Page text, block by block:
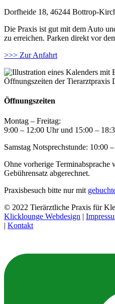
Dorfheide 18, 46244 Bottrop-
Die Praxis ist gut mit dem Auto
zu erreichen. Parken direkt vor
>>> Zur Anfahrt
Öffnungszeiten
Montag – Freitag:
9:00 – 12:00 Uhr und 15:00 –
Samstag Notsprechstunde: 10:00
Ohne vorherige Terminabsprache
Gebührensatz abgerechnet.
Praxisbesuch bitte nur mit
© 2022 Tierärztliche Praxis für
Klicklounge Webdesign |
| Kontakt